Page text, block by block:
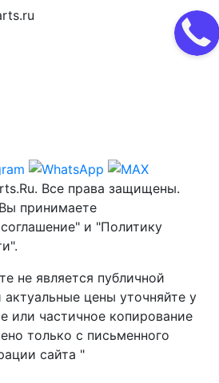
Все права защищены.
принимаете
и "Политику
не является публичной
цены уточняйте у
или частичное копирование
только с письменного
сайта "